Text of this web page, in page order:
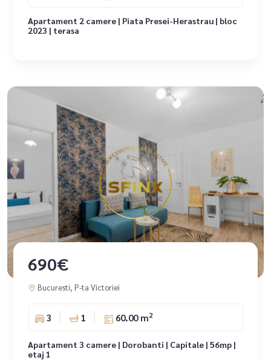
Apartament 2 camere | Piata Presei-Herastrau | bloc
2023 | terasa
690€
Bucuresti, P-ta Victoriei
3 1 60.00 m2
Apartament 3 camere | Dorobanti | Capitale | 56mp |
etaj 1